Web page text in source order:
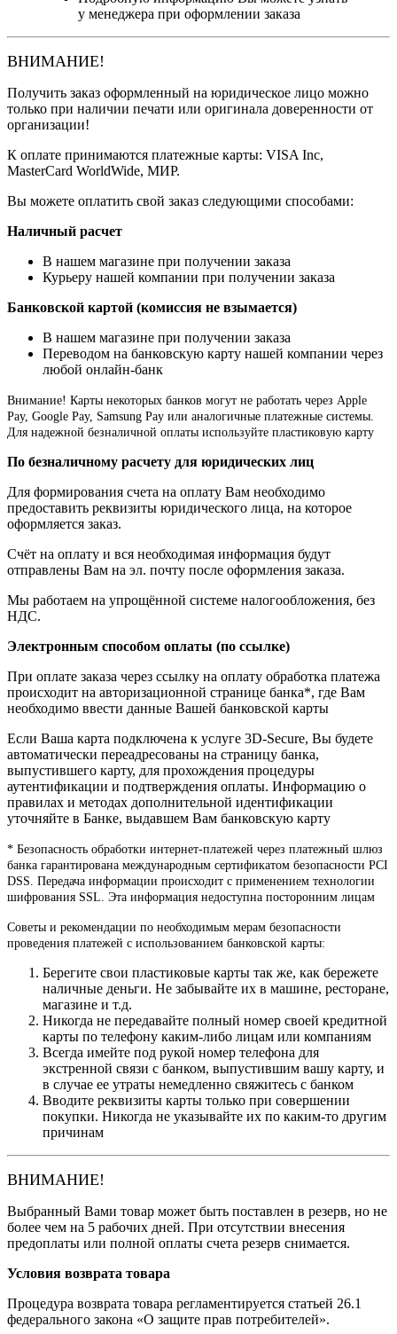
у менеджера при оформлении заказа
ВНИМАНИЕ!
Получить заказ оформленный на юридическое лицо можно
только при наличии печати или оригинала доверенности от
организации!
К оплате принимаются платежные карты: VISA Inc,
MasterCard WorldWide, МИР.
Вы можете оплатить свой заказ следующими способами:
Наличный расчет
В нашем магазине при получении заказа
Курьеру нашей компании при получении заказа
Банковской картой (комиссия не взымается)
В нашем магазине при получении заказа
Переводом на банковскую карту нашей компании через
любой онлайн-банк
Внимание! Карты некоторых банков могут не работать через Apple
Pay, Google Pay, Samsung Pay или аналогичные платежные системы.
Для надежной безналичной оплаты используйте пластиковую карту
По безналичному расчету для юридических лиц
Для формирования счета на оплату Вам необходимо
предоставить реквизиты юридического лица, на которое
оформляется заказ.
Счёт на оплату и вся необходимая информация будут
отправлены Вам на эл. почту после оформления заказа.
Мы работаем на упрощённой системе налогообложения, без
НДС.
Электронным способом оплаты (по ссылке)
При оплате заказа через ссылку на оплату обработка платежа
происходит на авторизационной странице банка*, где Вам
необходимо ввести данные Вашей банковской карты
Если Ваша карта подключена к услуге 3D-Secure, Вы будете
автоматически переадресованы на страницу банка,
выпустившего карту, для прохождения процедуры
аутентификации и подтверждения оплаты. Информацию о
правилах и методах дополнительной идентификации
уточняйте в Банке, выдавшем Вам банковскую карту
* Безопасность обработки интернет-платежей через платежный шлюз
банка гарантирована международным сертификатом безопасности PCI
DSS. Передача информации происходит с применением технологии
шифрования SSL. Эта информация недоступна посторонним лицам
Советы и рекомендации по необходимым мерам безопасности
проведения платежей с использованием банковской карты:
Берегите свои пластиковые карты так же, как бережете
наличные деньги. Не забывайте их в машине, ресторане,
магазине и т.д.
Никогда не передавайте полный номер своей кредитной
карты по телефону каким-либо лицам или компаниям
Всегда имейте под рукой номер телефона для
экстренной связи с банком, выпустившим вашу карту, и
в случае ее утраты немедленно свяжитесь с банком
Вводите реквизиты карты только при совершении
покупки. Никогда не указывайте их по каким-то другим
причинам
ВНИМАНИЕ!
Выбранный Вами товар может быть поставлен в резерв, но не
более чем на 5 рабочих дней. При отсутствии внесения
предоплаты или полной оплаты счета резерв снимается.
Условия возврата товара
Процедура возврата товара регламентируется статьей 26.1
федерального закона «О защите прав потребителей».